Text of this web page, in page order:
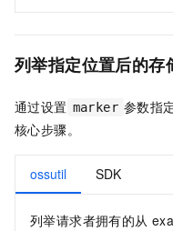
列举指定位置后的存
通过设置 marker 参数指
核心步骤。
ossutil SDK
列举请求者拥有的从